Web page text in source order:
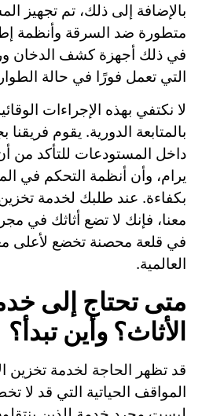
بالإضافة إلى ذلك، تم تجهيز
متطورة ضد السرقة وأنظمة
في ذلك أجهزة كشف الدخان
التي تعمل فورًا في حالة
لا نكتفي بهذه الإجراءات
بالمتابعة الدورية. يقوم
داخل المستودعات للتأكد
يرام، وأن أنظمة التحكم في
بكفاءة. عند طلبك لخدمة
معنا، فإنك لا تضع أثاثك في
في قلعة محصنة تخضع لأعلى
العالمية.
متى تحتاج إلى
الأثاث؟ وأين تبدأ؟
قد تظهر الحاجة لخدمة تخزين
المواقف الحياتية التي قد لا